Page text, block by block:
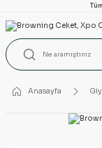
Anasayfa